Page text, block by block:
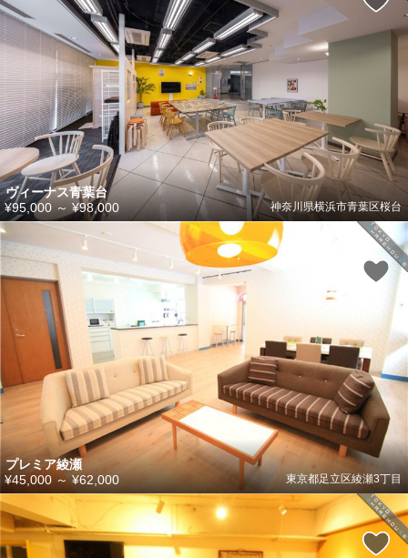
ヴィーナス青葉台
神奈川県横浜市青葉区桜台
¥95,000～¥98,000
プレミア綾瀬
東京都足立区綾瀬3丁目
¥45,000～¥62,000